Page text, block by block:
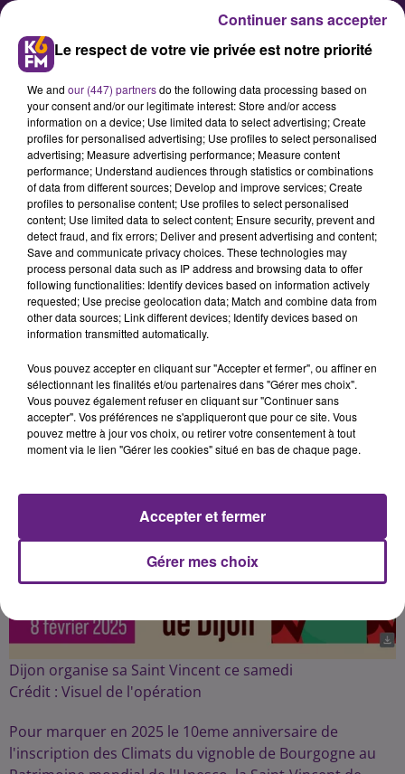
Dijon organise sa Saint Vincent
ce samedi
La ville de Dijon fête ce samedi 8
février le Saint patron des
vignerons à travers un cycle de
conférences grand public et un
Publié : 7 février 2025 à 12h10 par la rédaction
Dijon organise sa Saint Vincent ce samedi
Crédit : Visuel de l'opération
Pour marquer en 2025 le 10eme anniversaire de
l'inscription des Climats du vignoble de Bourgogne au
Le respect de votre vie privée est notre priorité
We and our (447) partnersdo the following data processing based on
your consent and/or our legitimate interest: Store and/or access
information on a device; Use limited data to select advertising; Create
profiles for personalised advertising; Use profiles to select personalised
advertising; Measure advertising performance; Measure content
performance; Understand audiences through statistics or combinations
of data from different sources; Develop and improve services; Create
profiles to personalise content; Use profiles to select personalised
content; Use limited data to select content; Ensure security, prevent and
detect fraud, and fix errors; Deliver and present advertising and content;
Save and communicate privacy choices. These technologies may
process personal data such as IP address and browsing data to offer
following functionalities: Identify devices based on information actively
requested; Use precise geolocation data; Match and combine data from
other data sources; Link different devices; Identify devices based on
information transmitted automatically.
Vous pouvez accepter en cliquant sur "Accepter et fermer", ou affiner en
sélectionnant les finalités et/ou partenaires dans "Gérer mes choix".
Vous pouvez également refuser en cliquant sur "Continuer sans
accepter". Vos préférences ne s'appliqueront que pour ce site. Vous
pouvez mettre à jour vos choix, ou retirer votre consentement à tout
moment via le lien "Gérer les cookies" situé en bas de chaque page.
Gérer mes choix
Accepter et fermer
Continuer sans accepter